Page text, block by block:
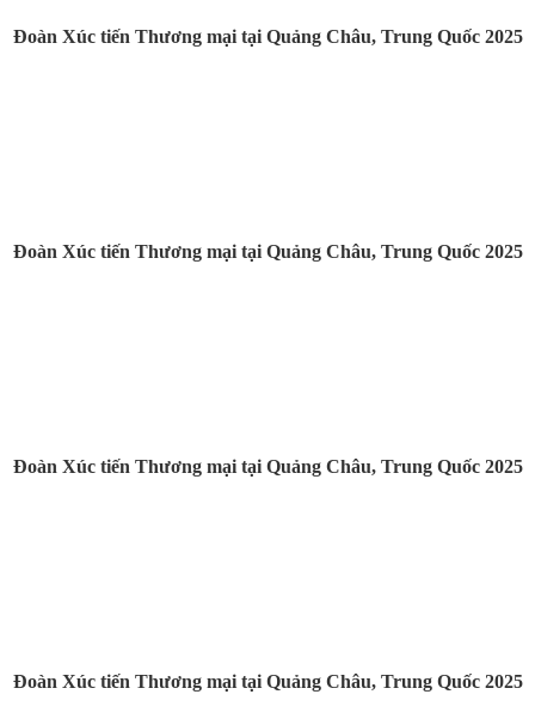
Đoàn Xúc tiến Thương mại tại Quảng Châu, Trung Quốc 2025
Đoàn Xúc tiến Thương mại tại Quảng Châu, Trung Quốc 2025
Đoàn Xúc tiến Thương mại tại Quảng Châu, Trung Quốc 2025
Đoàn Xúc tiến Thương mại tại Quảng Châu, Trung Quốc 2025